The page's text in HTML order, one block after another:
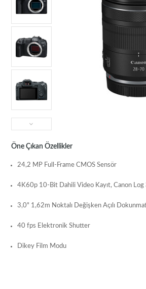
Öne Çıkan Özellikler
24,2 MP Full-Frame CMOS Sensör
4K60p 10-Bit Dahili Video Kayıt, Canon Log
3,0" 1,62m Noktalı Değişken Açılı
40 fps Elektronik Shutter
Dikey Film Modu